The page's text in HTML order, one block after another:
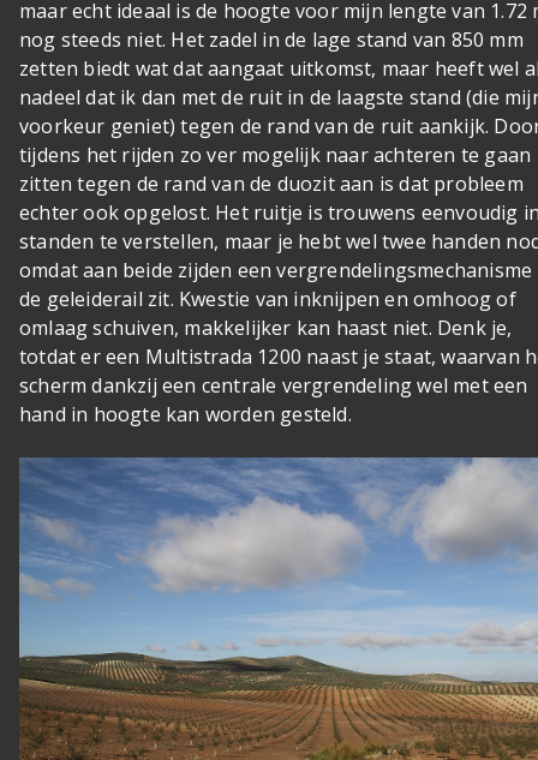
maar echt ideaal is de hoogte voor mijn lengte van 1.72
nog steeds niet. Het zadel in de lage stand van 850 mm
zetten biedt wat dat aangaat uitkomst, maar heeft wel
nadeel dat ik dan met de ruit in de laagste stand (die
voorkeur geniet) tegen de rand van de ruit aankijk.
tijdens het rijden zo ver mogelijk naar achteren te gaan
zitten tegen de rand van de duozit aan is dat probleem
echter ook opgelost. Het ruitje is trouwens eenvoudig
standen te verstellen, maar je hebt wel twee handen
omdat aan beide zijden een vergrendelingsmechanisme
de geleiderail zit. Kwestie van inknijpen en omhoog of
omlaag schuiven, makkelijker kan haast niet. Denk je,
totdat er een Multistrada 1200 naast je staat, waarvan
scherm dankzij een centrale vergrendeling wel met een
hand in hoogte kan worden gesteld.